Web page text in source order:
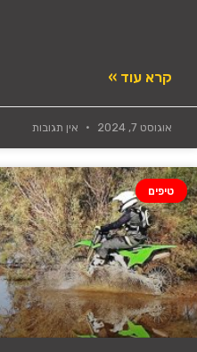
קרא עוד »
אוגוסט 7, 2024 אין תגובות
טיפים